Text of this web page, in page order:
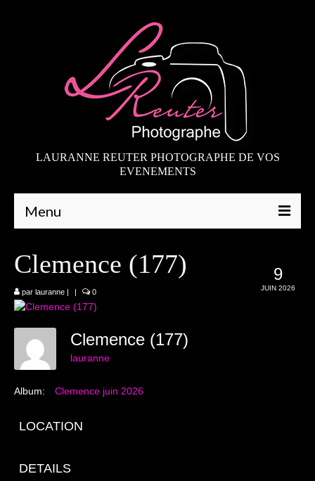
LAURANNE REUTER PHOTOGRAPHE DE VOS
EVENEMENTS
Menu
Mariages
Grossesses
Nouveaux-nés
The smash cake: 1 an / 2
Séance Noël
9
JUIN 2026
Clemence (177)
par lauranne | | 0
Clemence (177)
lauranne
Album: Clemence juin 2026
LOCATION
DETAILS